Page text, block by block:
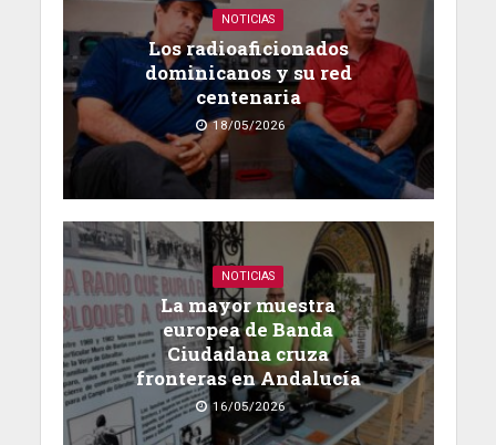
NOTICIAS
Los radioaficionados
dominicanos y su red
centenaria
18/05/2026
NOTICIAS
La mayor muestra
europea de Banda
Ciudadana cruza
fronteras en Andalucía
16/05/2026